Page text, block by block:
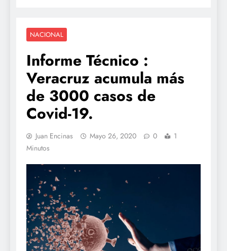
NACIONAL
Informe Técnico :
Veracruz acumula más
de 3000 casos de
Covid-19.
Juan Encinas Mayo 26, 2020 0
1
Minutos